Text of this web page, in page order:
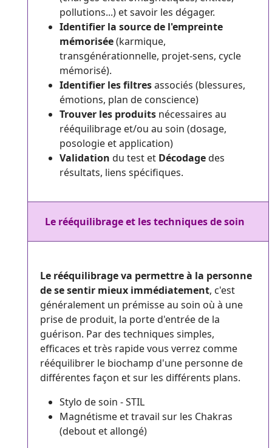
pollutions...) et savoir les dégager.
Identifier la source de l'empreinte
mémorisée(karmique,
transgénérationnelle, projet-sens, cycle
mémorisé).
Identifier les filtresassociés (blessures,
émotions, plan de conscience)
Trouver les produits nécessaires au
rééquilibrage et/ou au soin (dosage,
posologie et application)
Validation du test et Décodagedes
résultats, liens spécifiques.
Le rééquilibrage et les techniques de soin
Le rééquilibrage va permettre à la personne
de se sentir mieux immédiatement, c'est
généralement un prémisse au soin où à une
prise de produit, la porte d'entrée de la
guérison. Par des techniques simples,
efficaces et très rapide vous verrez comme
rééquilibrer le biochamp d'une personne de
différentes façon et sur les différents plans.
Stylo de soin - STIL
Magnétisme et travail sur les Chakras
(debout et allongé)